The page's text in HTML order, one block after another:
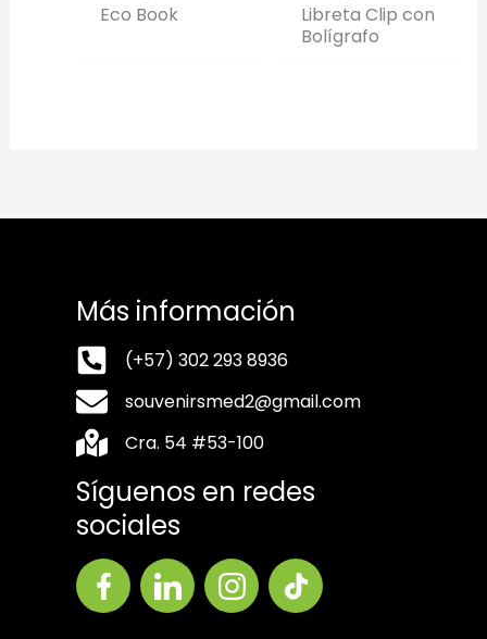
Eco Book
Libreta Clip con
Bolígrafo
Más información
(+57) 302 293 8936
souvenirsmed2@gmail.com
Cra. 54 #53-100
Síguenos en redes
sociales